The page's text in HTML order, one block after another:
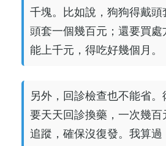
千塊。比如說，狗狗得戴頭
頭套一個幾百元；還要買
能上千元，得吃好幾個月。
另外，回診檢查也不能省
要天天回診換藥，一次幾百
追蹤，確保沒復發。我算過